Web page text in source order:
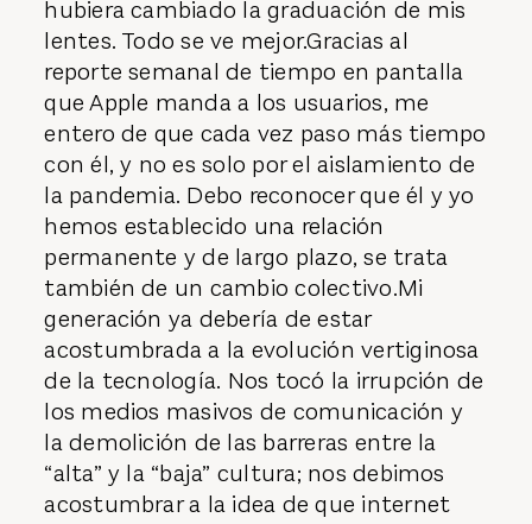
hubiera cambiado la graduación de mis
lentes. Todo se ve mejor.Gracias al
reporte semanal de tiempo en pantalla
que Apple manda a los usuarios, me
entero de que cada vez paso más tiempo
con él, y no es solo por el aislamiento de
la pandemia. Debo reconocer que él y yo
hemos establecido una relación
permanente y de largo plazo, se trata
también de un cambio colectivo.Mi
generación ya debería de estar
acostumbrada a la evolución vertiginosa
de la tecnología. Nos tocó la irrupción de
los medios masivos de comunicación y
la demolición de las barreras entre la
“alta” y la “baja” cultura; nos debimos
acostumbrar a la idea de que internet